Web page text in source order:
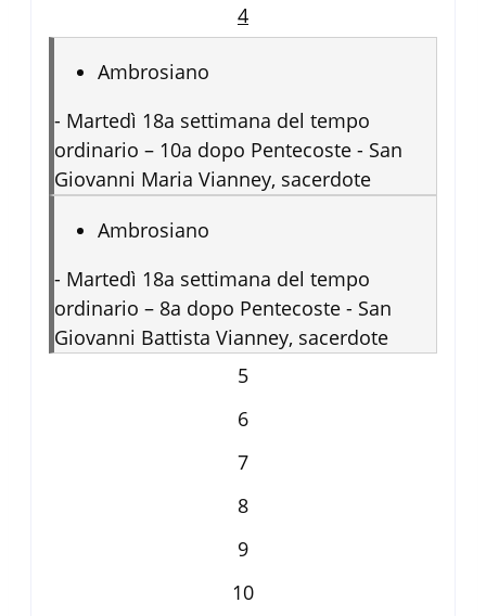
4
Ambrosiano
- Martedì 18a settimana del tempo
ordinario – 10a dopo Pentecoste - San
Giovanni Maria Vianney, sacerdote
Ambrosiano
- Martedì 18a settimana del tempo
ordinario – 8a dopo Pentecoste - San
Giovanni Battista Vianney, sacerdote
5
6
7
8
9
10